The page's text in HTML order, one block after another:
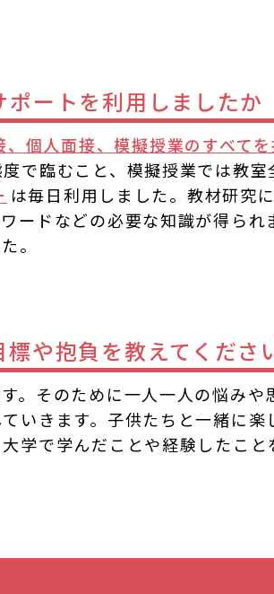
ートを利用しましたか
、個人面接、模擬授業のすべて
で臨むこと、模擬授業では教
は毎日利用しました。教材研究
ードなどの必要な知識が得ら
。
や抱負を教えてくださ
。そのために一人一人の悩み
いきます。子供たちと一緒に
学で学んだことや経験したこ